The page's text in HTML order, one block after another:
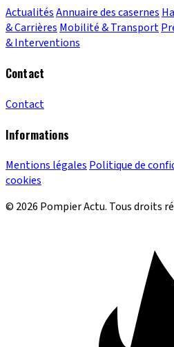
ActualitésAnnuaire des casernes
& Carrières Mobilité & Transport
& Interventions
Contact
Contact
Informations
Mentions légales Politique de
cookies
© 2026 Pompier Actu. Tous droits